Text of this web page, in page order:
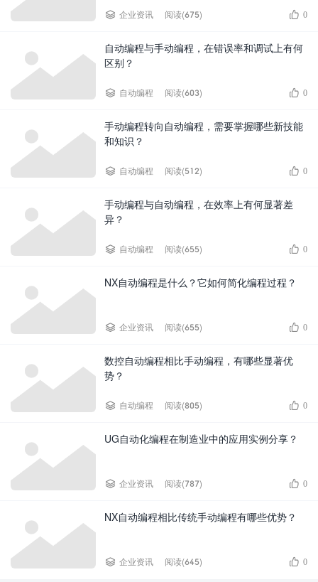
 企业资讯 阅读(675)  0
自动编程与手动编程，在错误率和调试上有何
区别？
 自动编程 阅读(603)  0
手动编程转向自动编程，需要掌握哪些新技能
和知识？
 自动编程 阅读(512)  0
手动编程与自动编程，在效率上有何显著差
异？
 自动编程 阅读(655)  0
NX自动编程是什么？它如何简化编程过程？
 企业资讯 阅读(655)  0
数控自动编程相比手动编程，有哪些显著优
势？
 自动编程 阅读(805)  0
UG自动化编程在制造业中的应用实例分享？
 企业资讯 阅读(787)  0
NX自动编程相比传统手动编程有哪些优势？
 企业资讯 阅读(645)  0